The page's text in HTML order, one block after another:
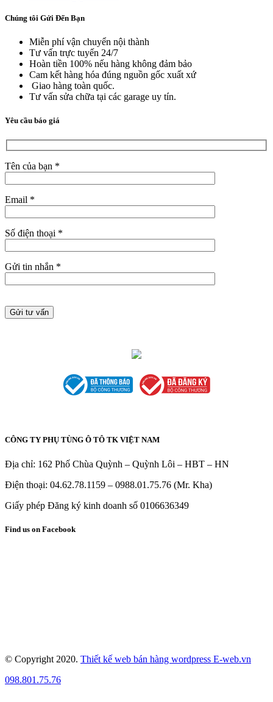
Chúng tôi Gửi Đến Bạn
Miễn phí vận chuyển nội thành
Tư vấn trực tuyến 24/7
Hoàn tiền 100% nếu hàng không đảm bảo
Cam kết hàng hóa đúng nguồn gốc xuất xứ
Giao hàng toàn quốc.
Tư vấn sửa chữa tại các garage uy tín.
Yêu cầu báo giá
Tên của bạn *
Email *
Số điện thoại *
Gửi tin nhắn *
CÔNG TY PHỤ TÙNG Ô TÔ TK VIỆT NAM
Địa chỉ: 162 Phố Chùa Quỳnh – Quỳnh Lôi – HBT – HN
Điện thoại: 04.62.78.1159 – 0988.01.75.76 (Mr. Kha)
Giấy phép Đăng ký kinh doanh số 0106636349
Find us on Facebook
© Copyright 2020. Thiết kế web bán hàng wordpress E-web.vn
098.801.75.76